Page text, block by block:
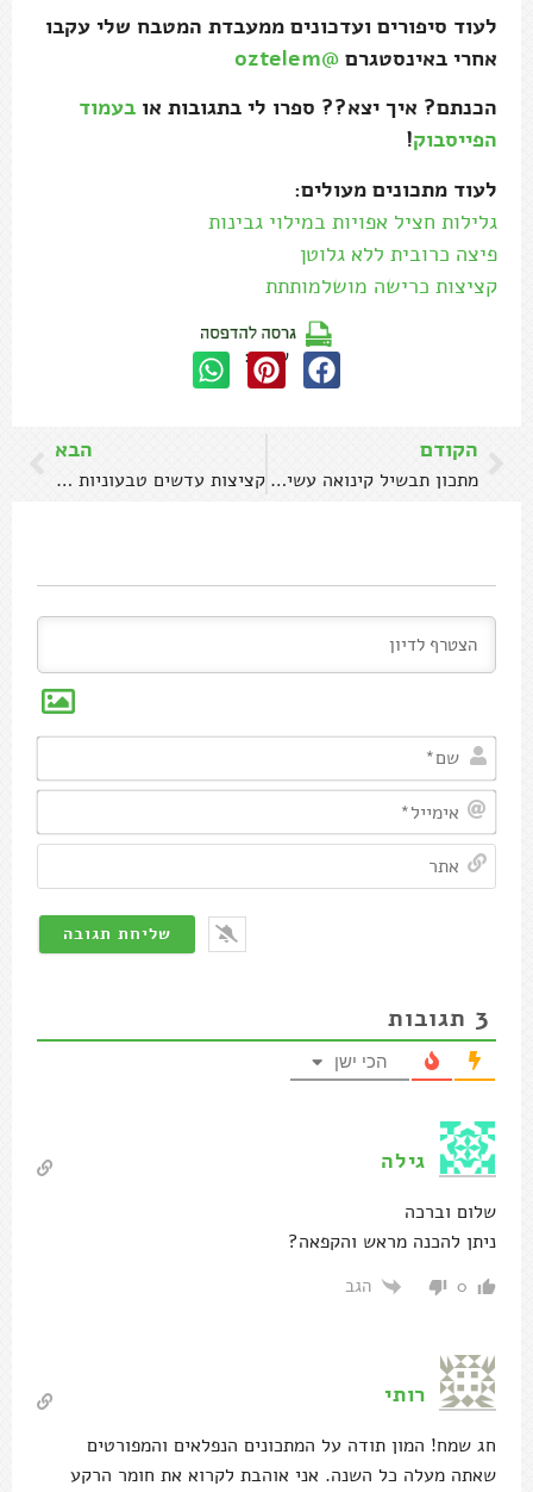
לעוד סיפורים ועדכונים ממעבדת המטבח שלי עקבו
אחרי באינסטגרם @oztelem
הכנתם? איך יצא?? ספרו לי בתגובות או בעמוד
הפייסבוק!
לעוד מתכונים מעולים:
גלילות חציל אפויות במילוי גבינות
פיצה כרובית ללא גלוטן
קציצות כרישה מושלמותתת
שתפו:
הקודם
מתכון תבשיל קינואה עשיר עם המון ירקות
הבא
קציצות עדשים טבעוניות הכי טעימות בעולם
שם*
3 תגובות
הכי ישן
גילה
שלום וברכה
ניתן להכנה מראש והקפאה?
0 הגב
רותי
חג שמח! המון תודה על המתכונים הנפלאים והמפורטים
שאתה מעלה כל השנה. אני אוהבת לקרוא את חומר הרקע